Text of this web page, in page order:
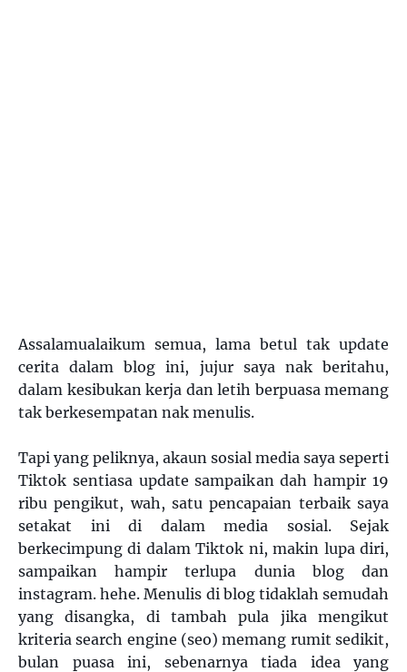
Assalamualaikum semua, lama betul tak update
cerita dalam blog ini, jujur saya nak beritahu,
dalam kesibukan kerja dan letih berpuasa memang
tak berkesempatan nak menulis.
Tapi yang peliknya, akaun sosial media saya seperti
Tiktok sentiasa update sampaikan dah hampir 19
ribu pengikut, wah, satu pencapaian terbaik saya
setakat ini di dalam media sosial. Sejak
berkecimpung di dalam Tiktok ni, makin lupa diri,
sampaikan hampir terlupa dunia blog dan
instagram. hehe. Menulis di blog tidaklah semudah
yang disangka, di tambah pula jika mengikut
kriteria search engine (seo) memang rumit sedikit,
bulan puasa ini, sebenarnya tiada idea yang